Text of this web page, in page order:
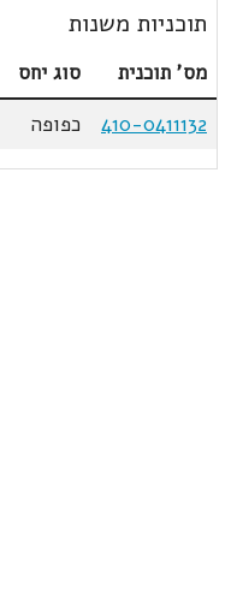
תוכניות משנות
מס' תוכנית סוג יחס
410-0411132
כפופה